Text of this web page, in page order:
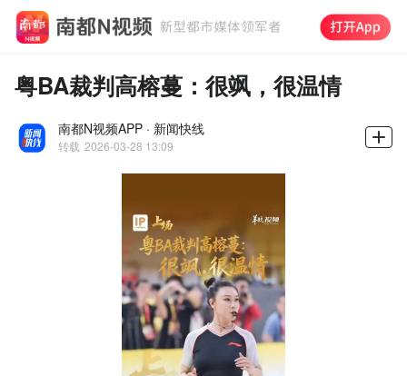
粤BA裁判高榕蔓：很飒，很温情
南都N视频APP · 新闻快线
转载 2026-03-28 13:09